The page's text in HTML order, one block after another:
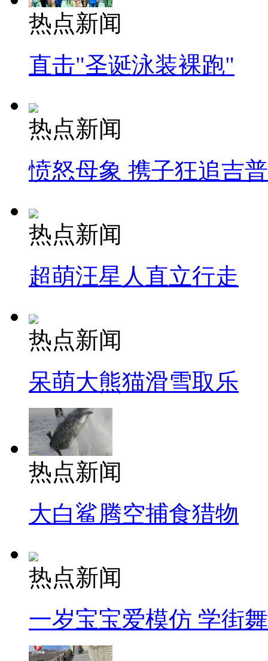
热点新闻
直击"圣诞泳装裸跑"
热点新闻
愤怒母象 携子狂追吉
热点新闻
超萌汪星人直立行走
热点新闻
呆萌大熊猫滑雪取乐
热点新闻
大白鲨腾空捕食猎物
热点新闻
一岁宝宝爱模仿 学街